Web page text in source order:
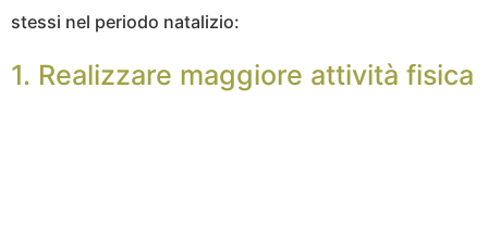
stessi nel periodo natalizio:
1. Realizzare maggiore attività fisica